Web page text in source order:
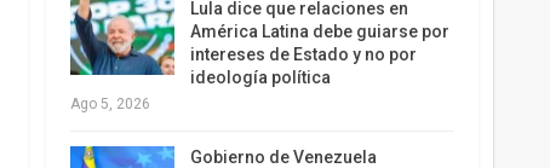
Lula dice que relaciones en
América Latina debe guiarse por
intereses de Estado y no por
ideología política
Ago 5, 2026
Gobierno de Venezuela